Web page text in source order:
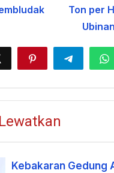
Ton per
Kebakaran Gedung